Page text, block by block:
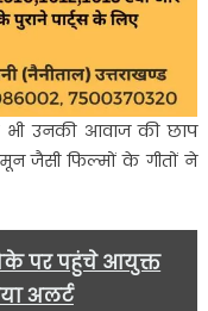
भी उनकी आवाज की छाप
जैसी फिल्मों के गीतों ने
पर पहुंचे आयुक्त
अलर्ट